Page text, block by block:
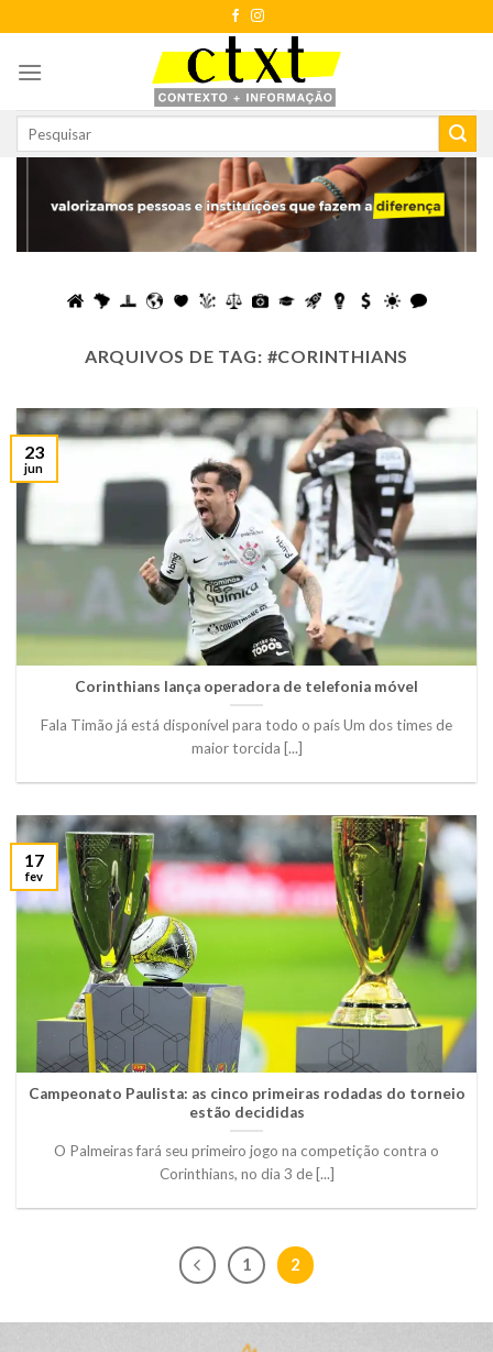
to
content
ARQUIVOS DE TAG: #CORINTHIANS
Corinthians lança operadora de telefonia móvel
Fala Timão já está disponível para todo o país Um dos times de
maior torcida [...]
23
jun
Campeonato Paulista: as cinco primeiras rodadas do torneio
estão decididas
O Palmeiras fará seu primeiro jogo na competição contra o
Corinthians, no dia 3 de [...]
17
fev
1 2